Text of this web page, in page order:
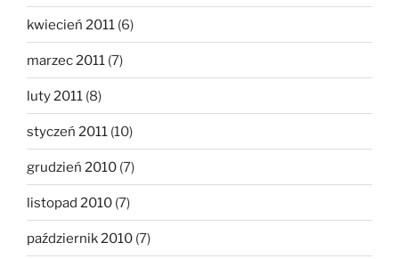
kwiecień 2011 (6)
marzec 2011 (7)
luty 2011 (8)
styczeń 2011 (10)
grudzień 2010 (7)
listopad 2010 (7)
październik 2010 (7)